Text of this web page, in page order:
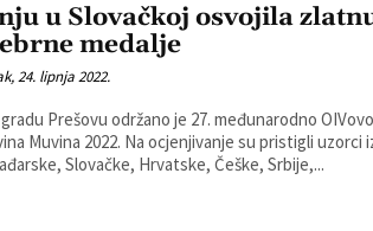
u Slovačkoj osvojila
medalje
24. lipnja 2022.
Prešovu održano je 27. međunarodno OIVovo
Na ocjenjivanje su pristigli uzorci iz
Slovačke, Hrvatske, Češke, Srbije,...